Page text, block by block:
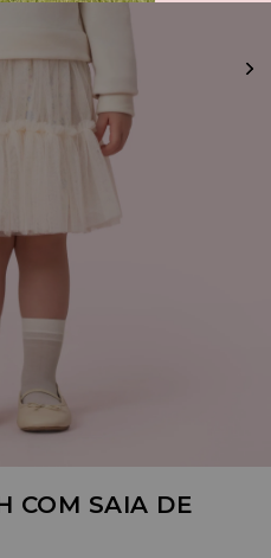
COM SAIA DE